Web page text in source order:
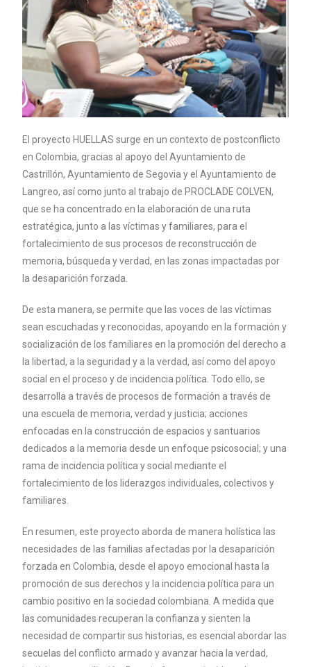
El proyecto HUELLAS surge en un contexto de postconflicto
en Colombia, gracias al apoyo del Ayuntamiento de
Castrillón, Ayuntamiento de Segovia y el Ayuntamiento de
Langreo, así como junto al trabajo de PROCLADE COLVEN,
que se ha concentrado en la elaboración de una ruta
estratégica, junto a las víctimas y familiares, para el
fortalecimiento de sus procesos de reconstrucción de
memoria, búsqueda y verdad, en las zonas impactadas por
la desaparición forzada.
De esta manera, se permite que las voces de las víctimas
sean escuchadas y reconocidas, apoyando en la formación y
socialización de los familiares en la promoción del derecho a
la libertad, a la seguridad y a la verdad, así como del apoyo
social en el proceso y de incidencia política. Todo ello, se
desarrolla a través de procesos de formación a través de
una escuela de memoria, verdad y justicia; acciones
enfocadas en la construcción de espacios y santuarios
dedicados a la memoria desde un enfoque psicosocial; y una
rama de incidencia política y social mediante el
fortalecimiento de los liderazgos individuales, colectivos y
familiares.
En resumen, este proyecto aborda de manera holística las
necesidades de las familias afectadas por la desaparición
forzada en Colombia, desde el apoyo emocional hasta la
promoción de sus derechos y la incidencia política para un
cambio positivo en la sociedad colombiana. A medida que
las comunidades recuperan la confianza y sienten la
necesidad de compartir sus historias, es esencial abordar las
secuelas del conflicto armado y avanzar hacia la verdad,